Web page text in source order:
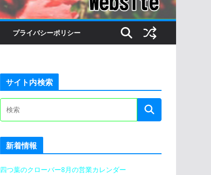
プライバシーポリシー
サイト内検索
新着情報
四つ葉のクローバー8月の営業カレンダー